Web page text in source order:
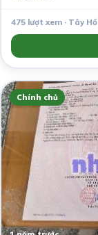
475 lượt xem · Tây Hồ
Chính chủ